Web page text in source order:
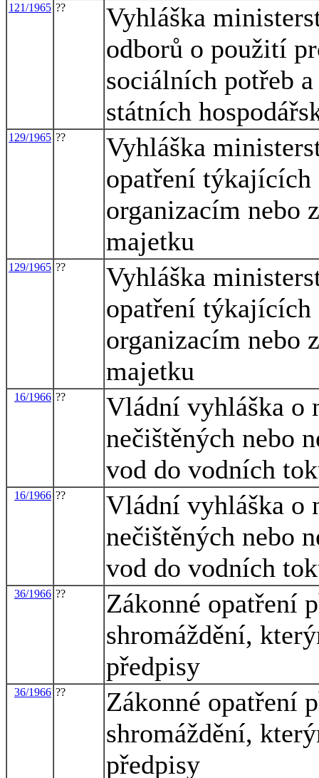
121/1965 ??
Vyhláška
odborů o použití
sociálních potřeb
státních
129/1965 ??
Vyhláška
opatření
organizacím nebo
majetku
129/1965 ??
Vyhláška
opatření
organizacím nebo
majetku
16/1966 ??
Vládní vyhláška o
nečištěných nebo
vod do vodních
16/1966 ??
Vládní vyhláška o
nečištěných nebo
vod do vodních
36/1966 ??
Zákonné opatření
shromáždění,
předpisy
36/1966 ??
Zákonné opatření
shromáždění,
předpisy